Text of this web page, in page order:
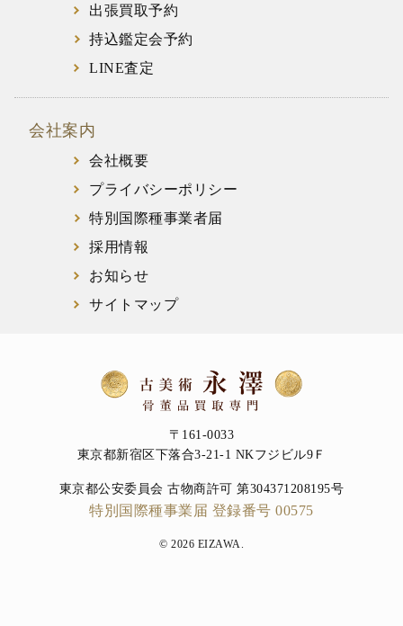
出張買取予約
持込鑑定会予約
LINE査定
会社案内
会社概要
プライバシーポリシー
特別国際種事業者届
採用情報
お知らせ
サイトマップ
〒161-0033
東京都新宿区下落合3-21-1 NKフジビル9Ｆ
東京都公安委員会 古物商許可 第304371208195号
特別国際種事業届 登録番号 00575
© 2026 EIZAWA.